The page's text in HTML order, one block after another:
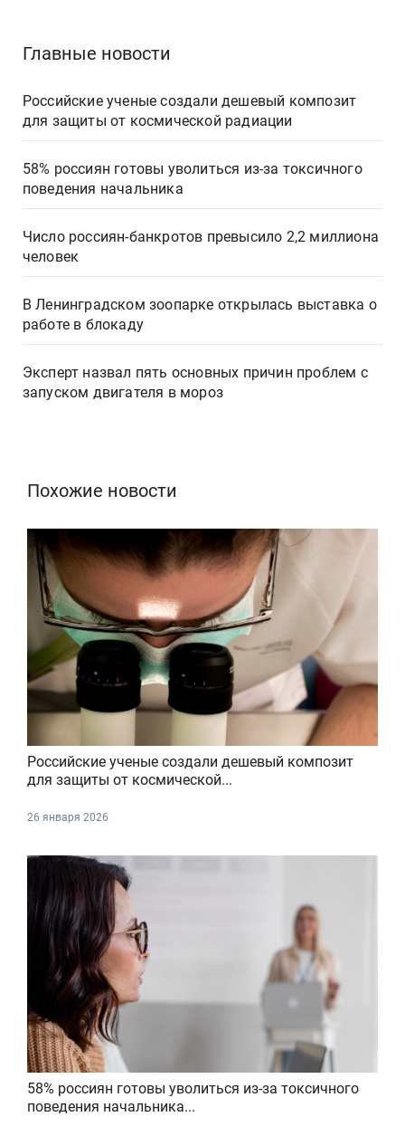
Главные новости
Российские ученые создали дешевый композит
для защиты от космической радиации
58% россиян готовы уволиться из-за токсичного
поведения начальника
Число россиян-банкротов превысило 2,2 миллиона
человек
В Ленинградском зоопарке открылась выставка о
работе в блокаду
Эксперт назвал пять основных причин проблем с
запуском двигателя в мороз
Похожие новости
Российские ученые создали дешевый композит
для защиты от космической...
26 января 2026
58% россиян готовы уволиться из-за токсичного
поведения начальника...